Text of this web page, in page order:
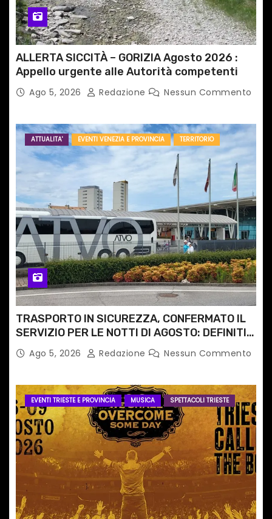
i
ALLERTA SICCITÀ – GORIZIA Agosto 2026 :
Appello urgente alle Autorità competenti
Ago 5, 2026 Redazione Nessun Commento
ATTUALITA' EVENTI VENEZIA E PROVINCIA TERRITORIO
TRASPORTO IN SICUREZZA, CONFERMATO IL
SERVIZIO PER LE NOTTI DI AGOSTO: DEFINITI
PERCORSI, FERMATE E ORARIO
Ago 5, 2026 Redazione Nessun Commento
EVENTI TRIESTE E PROVINCIA MUSICA SPETTACOLI TRIESTE